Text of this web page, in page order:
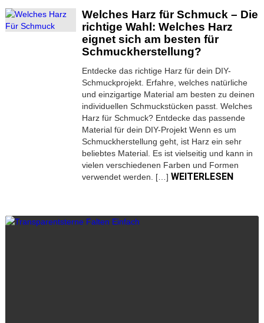
Welches Harz für Schmuck – Die
richtige Wahl: Welches Harz
eignet sich am besten für
Schmuckherstellung?
Entdecke das richtige Harz für dein DIY-
Schmuckprojekt. Erfahre, welches natürliche
und einzigartige Material am besten zu deinen
individuellen Schmuckstücken passt. Welches
Harz für Schmuck? Entdecke das passende
Material für dein DIY-Projekt Wenn es um
Schmuckherstellung geht, ist Harz ein sehr
beliebtes Material. Es ist vielseitig und kann in
vielen verschiedenen Farben und Formen
verwendet werden. […] WEITERLESEN